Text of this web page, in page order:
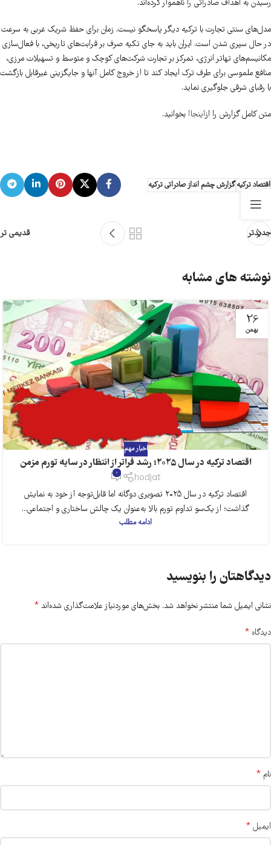
رسیدن به اهداف صادراتی را ناهموار کرده‌اند.
مدل‌های سنتی تجارت با ترکیه دیگر پاسخگو نیست. زمان برای حفظ شریک غربی به سرعت
در حال سپری شدن است. ایران باید به جای تکیه صرف بر قرابت‌های تاریخی، با فعال‌سازی
مکانیسم‌های تهاتر انرژی، تمرکز بر تجارت شرکت‌های کوچک و متوسط و تسهیلات مرزی،
منافع ملموسی برای طرف ترک ایجاد کند تا از خروج کامل آنها و جایگزینی غیرقابل بازگشت
با رقبای شرقی جلوگیری نماید.
متن کامل گزارش را ازاینجاا بخوانید.
اقتصاد ترکیهگزارش چشم انداز صادراتی ترکیه
جدیدتر قدیمی تر
نوشته های مشابه
26
بهمن
اخبار مهم
اقتصاد ترکیه در سال ۲۰۲۵؛ رشد فراتر از انتظار در سایه تورم مزمن
hodjat
0
اقتصاد ترکیه در سال ۲۰۲۵ تصویری دوگانه اما قابل‌توجه از خود به نمایش
گذاشت؛ از یک‌سو تداوم تورم بالا به‌عنوان یک چالش ساختاری و اجتماعی...
ادامه مطلب
دیدگاهتان را بنویسید
نشانی ایمیل شما منتشر نخواهد شد. بخش‌های موردنیاز علامت‌گذاری شده‌اند *
دیدگاه *
نام *
ایمیل *